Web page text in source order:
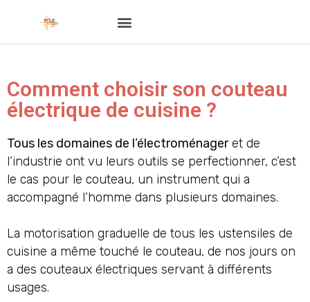
Comment choisir son couteau
électrique de cuisine ?
Tous les domaines de l’électroménageret de
l’industrie ont vu leurs outils se perfectionner, c’est
le cas pour le couteau, un instrument qui a
accompagné l’homme dans plusieurs domaines.
La motorisation graduelle de tous les ustensiles de
cuisine a même touché le couteau, de nos jours on
a des couteaux électriques servant à différents
usages.